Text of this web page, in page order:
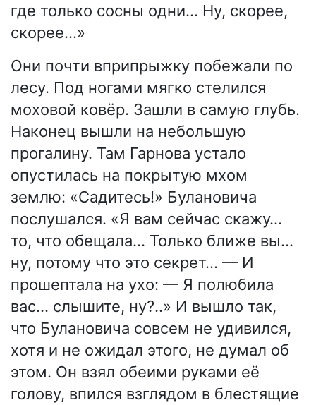
где только сосны одни… Ну, скорее,
скорее…»
Они почти вприпрыжку побежали по
лесу. Под ногами мягко стелился
моховой ковёр. Зашли в самую глубь.
Наконец вышли на небольшую
прогалину. Там Гарнова устало
опустилась на покрытую мхом
землю: «Садитесь!» Булановича
послушался. «Я вам сейчас скажу…
то, что обещала… Только ближе вы…
ну, потому что это секрет… — И
прошептала на ухо: — Я полюбила
вас… слышите, ну?..» И вышло так,
что Булановича совсем не удивился,
хотя и не ожидал этого, не думал об
этом. Он взял обеими руками её
голову, впился взглядом в блестящие